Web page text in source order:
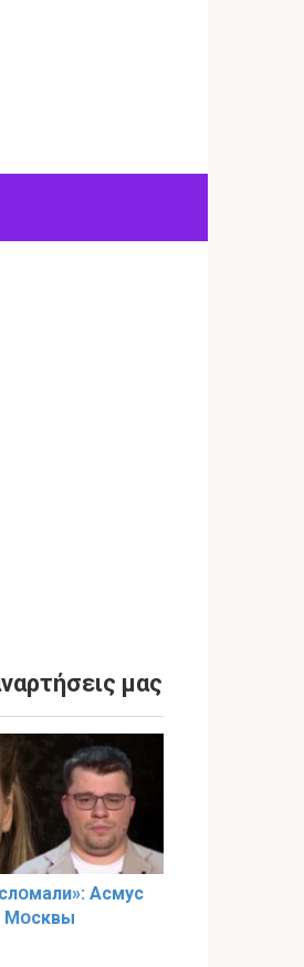
μας
Асмус
Мօсквы